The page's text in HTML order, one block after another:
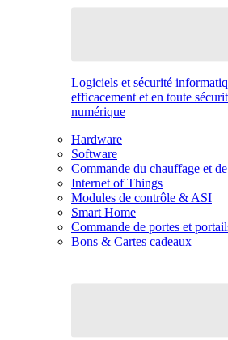
Logiciels et sécurité
efficacement et en toute
numérique
Hardware
Software
Commande du chauffage et
Internet of Things
Modules de contrôle & ASI
Smart Home
Commande de portes et
Bons & Cartes cadeaux